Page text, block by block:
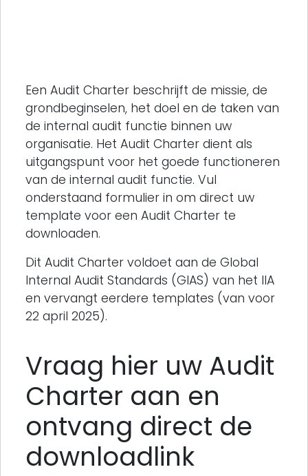
Een Audit Charter beschrijft de missie, de
grondbeginselen, het doel en de taken van
de internal audit functie binnen uw
organisatie. Het Audit Charter dient als
uitgangspunt voor het goede functioneren
van de internal audit functie. Vul
onderstaand formulier in om direct uw
template voor een Audit Charter te
downloaden.
Dit Audit Charter voldoet aan de Global
Internal Audit Standards (GIAS) van het IIA
en vervangt eerdere templates (van voor
22 april 2025).
Vraag hier uw Audit
Charter aan en
ontvang direct de
downloadlink